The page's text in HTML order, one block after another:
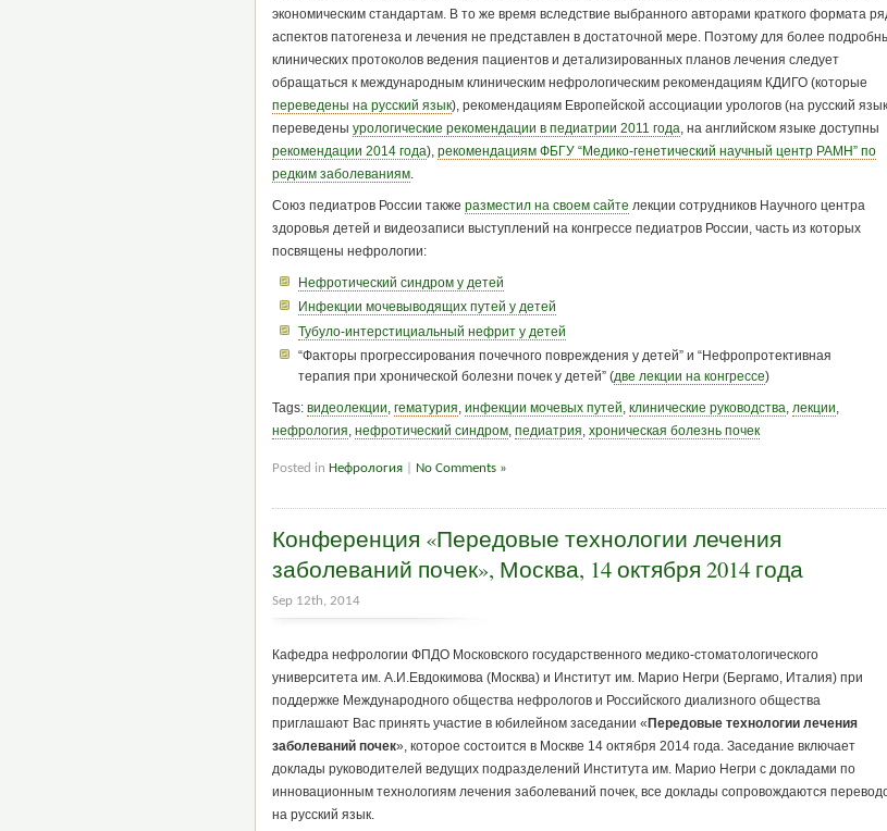
экономическим стандартам. В то же время вследствие выбранного авторами краткого формата
аспектов патогенеза и лечения не представлен в достаточной мере. Поэтому для более
клинических протоколов ведения пациентов и детализированных планов лечения следует
обращаться к международным клиническим нефрологическим рекомендациям КДИГО (которые
переведены на русский язык), рекомендациям Европейской ассоциации урологов (на русский язык
переведены урологические рекомендации в педиатрии 2011 года , на английском языке доступны
рекомендации 2014 года), рекомендациям ФБГУ “Медико-генетический научный центр РАМН” по
редким заболеваниям.
Союз педиатров России также разместил на своем сайте лекции сотрудников Научного центра
здоровья детей и видеозаписи выступлений на конгрессе педиатров России, часть из которых
посвящены нефрологии:
Нефротический синдром у детей
Инфекции мочевыводящих путей у детей
Тубуло-интерстициальный нефрит у детей
“Факторы прогрессирования почечного повреждения у детей” и “Нефропротективная
терапия при хронической болезни почек у детей” (две лекции на конгрессе)
Tags: видеолекции, гематурия, инфекции мочевых путей, клинические руководства, лекции,
нефрология, нефротический синдром, педиатрия, хроническая болезнь почек
Posted in Нефрология| No Comments »
Конференция «Передовые технологии лечения
заболеваний почек», Москва, 14 октября 2014 года
Sep 12th, 2014
Кафедра нефрологии ФПДО Московского государственного медико-стоматологического
университета им. А.И.Евдокимова (Москва) и Институт им. Марио Негри (Бергамо, Италия) при
поддержке Международного общества нефрологов и Российского диализного общества
приглашают Вас принять участие в юбилейном заседании «Передовые технологии лечения
заболеваний почек», которое состоится в Москве 14 октября 2014 года. Заседание включает
доклады руководителей ведущих подразделений Института им. Марио Негри с докладами по
инновационным технологиям лечения заболеваний почек, все доклады сопровождаются
на русский язык.